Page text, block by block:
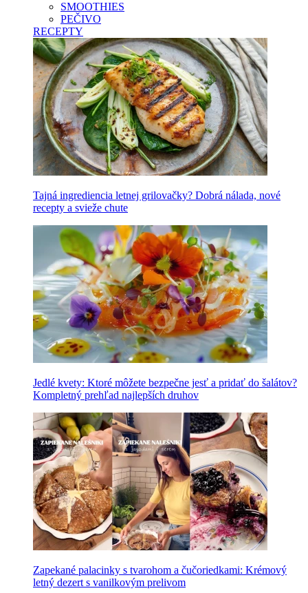
SMOOTHIES
PEČIVO
RECEPTY
Tajná ingrediencia letnej grilovačky? Dobrá nálada, nové
recepty a svieže chute
Jedlé kvety: Ktoré môžete bezpečne jesť a pridať do šalátov?
Kompletný prehľad najlepších druhov
Zapekané palacinky s tvarohom a čučoriedkami: Krémový
letný dezert s vanilkovým prelivom